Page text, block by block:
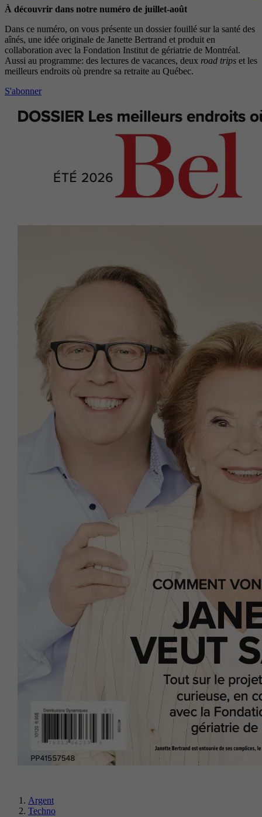
À découvrir dans notre numéro de juillet-août
Dans ce numéro, on vous présente un dossier fouillé sur la santé des
aînés, une idée originale de Janette Bertrand et produit en
collaboration avec la Fondation Institut de gériatrie de Montréal.
Aussi au programme: des lectures de vacances, deux road trips et les
meilleurs endroits où prendre sa retraite au Québec.
S'abonner
Argent
Techno